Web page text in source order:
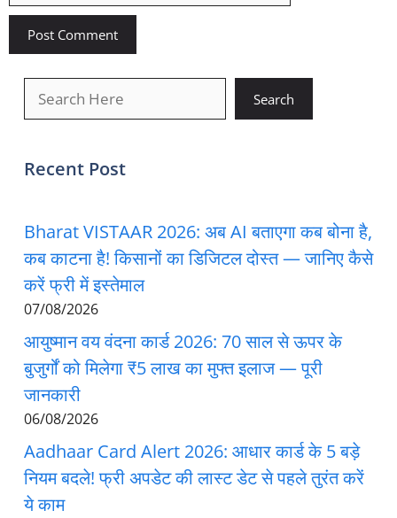
Search
Recent Post
Bharat VISTAAR 2026: अब AI बताएगा कब बोना है,
कब काटना है! किसानों का डिजिटल दोस्त — जानिए कैसे
करें फ्री में इस्तेमाल
07/08/2026
आयुष्मान वय वंदना कार्ड 2026: 70 साल से ऊपर के
बुजुर्गों को मिलेगा ₹5 लाख का मुफ्त इलाज — पूरी
जानकारी
06/08/2026
Aadhaar Card Alert 2026: आधार कार्ड के 5 बड़े
नियम बदले! फ्री अपडेट की लास्ट डेट से पहले तुरंत करें
ये काम